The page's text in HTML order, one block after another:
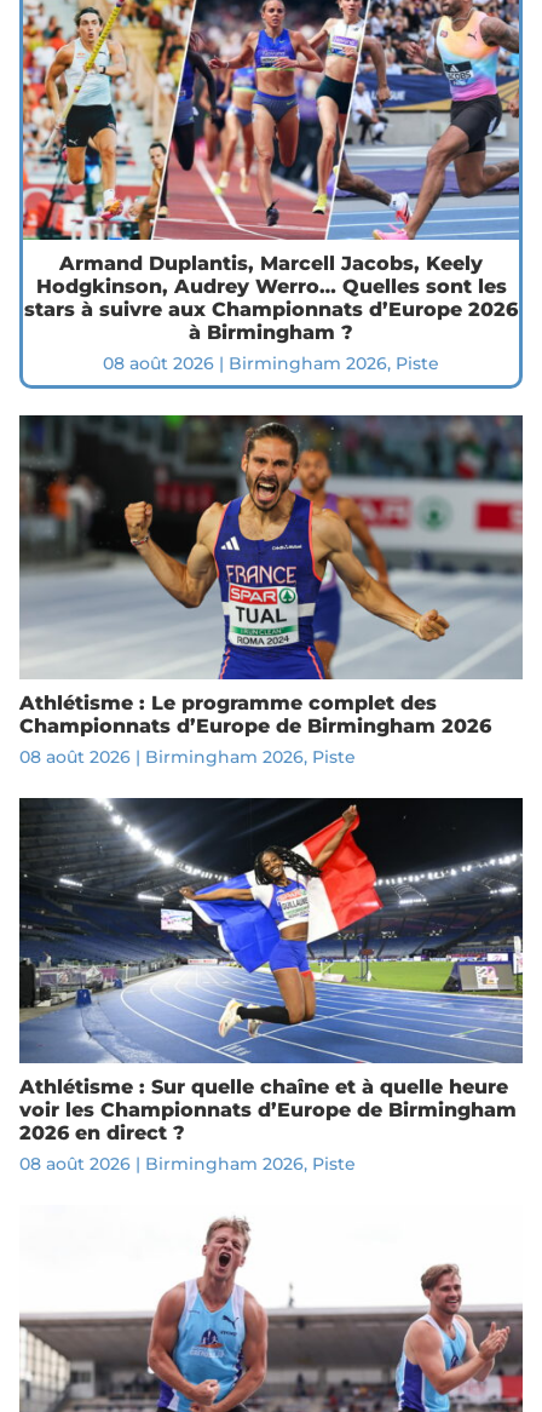
Armand Duplantis, Marcell Jacobs, Keely
Hodgkinson, Audrey Werro… Quelles sont les
stars à suivre aux Championnats d’Europe 2026
à Birmingham ?
08 août 2026 | Birmingham 2026, Piste
Athlétisme : Le programme complet des
Championnats d’Europe de Birmingham 2026
08 août 2026| Birmingham 2026, Piste
Athlétisme : Sur quelle chaîne et à quelle heure
voir les Championnats d’Europe de Birmingham
2026 en direct ?
08 août 2026| Birmingham 2026, Piste